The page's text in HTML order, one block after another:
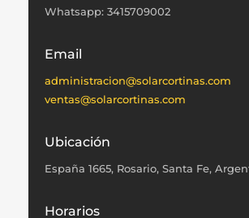
Whatsapp: 3415709002
Email
administracion@solarcortinas.com
ventas@solarcortinas.com
Ubicación
España 1665, Rosario, Santa Fe,
Horarios